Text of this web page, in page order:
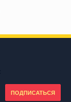
ПОДПИСАТЬСЯ